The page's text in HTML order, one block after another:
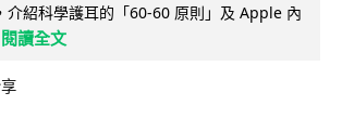
介紹科學護耳的「60-60 原則」及 Apple 內
閱讀全文